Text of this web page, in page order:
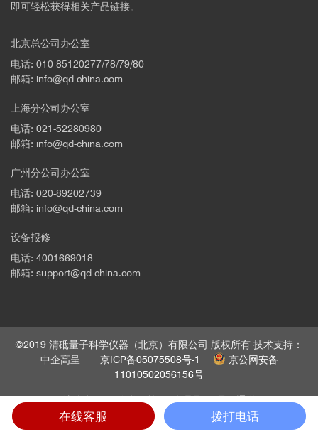
即可轻松获得相关产品链接。
北京总公司办公室
电话: 010-85120277/78/79/80
邮箱: info@qd-china.com
上海分公司办公室
电话: 021-52280980
邮箱: info@qd-china.com
广州分公司办公室
电话: 020-89202739
邮箱: info@qd-china.com
设备报修
电话: 4001669018
邮箱: support@qd-china.com
©2019 清砥量子科学仪器（北京）有限公司 版权所有 技术支持：
中企高呈 京ICP备05075508号-1
京公网安备
11010502056156号
法律声明 隐私政策 管理员 员工通道
在线客服 拨打电话